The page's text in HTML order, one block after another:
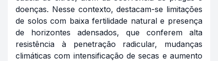
doenças. Nesse contexto, destacam-se limitações
de solos com baixa fertilidade natural e presença
de horizontes adensados, que conferem alta
resistência à penetração radicular, mudanças
climáticas com intensificação de secas e aumento